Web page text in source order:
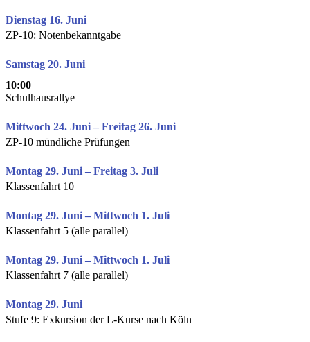
Dienstag 16. Juni
ZP-10: Notenbekanntgabe
Samstag 20. Juni
10:00
Schulhausrallye
Mittwoch 24. Juni – Freitag 26. Juni
ZP-10 mündliche Prüfungen
Montag 29. Juni – Freitag 3. Juli
Klassenfahrt 10
Montag 29. Juni – Mittwoch 1. Juli
Klassenfahrt 5 (alle parallel)
Montag 29. Juni – Mittwoch 1. Juli
Klassenfahrt 7 (alle parallel)
Montag 29. Juni
Stufe 9: Exkursion der L-Kurse nach Köln